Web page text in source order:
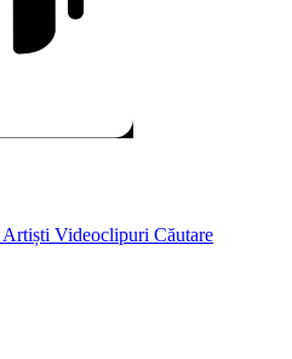
Artiști Videoclipuri Căutare